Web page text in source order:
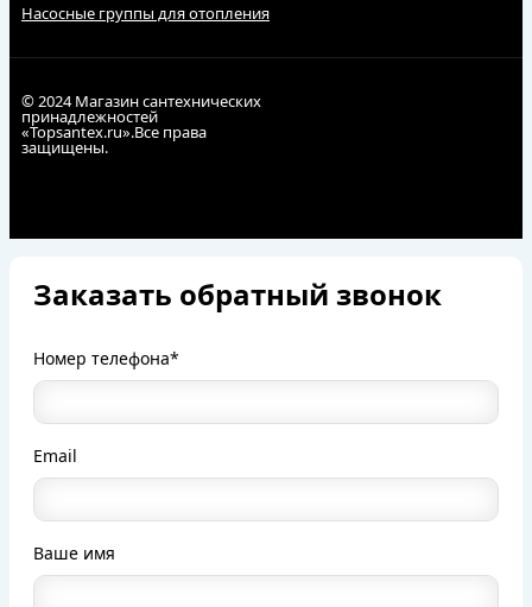
Насосные группы для отопления
© 2024 Магазин сантехнических
принадлежностей
«Topsantex.ru».Все права
защищены.
Заказать обратный звонок
Номер телефона*
Email
Ваше имя